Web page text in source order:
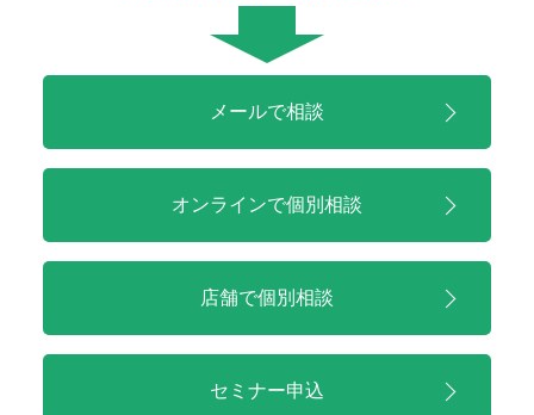
メールで相談
オンラインで個別相談
店舗で個別相談
セミナー申込